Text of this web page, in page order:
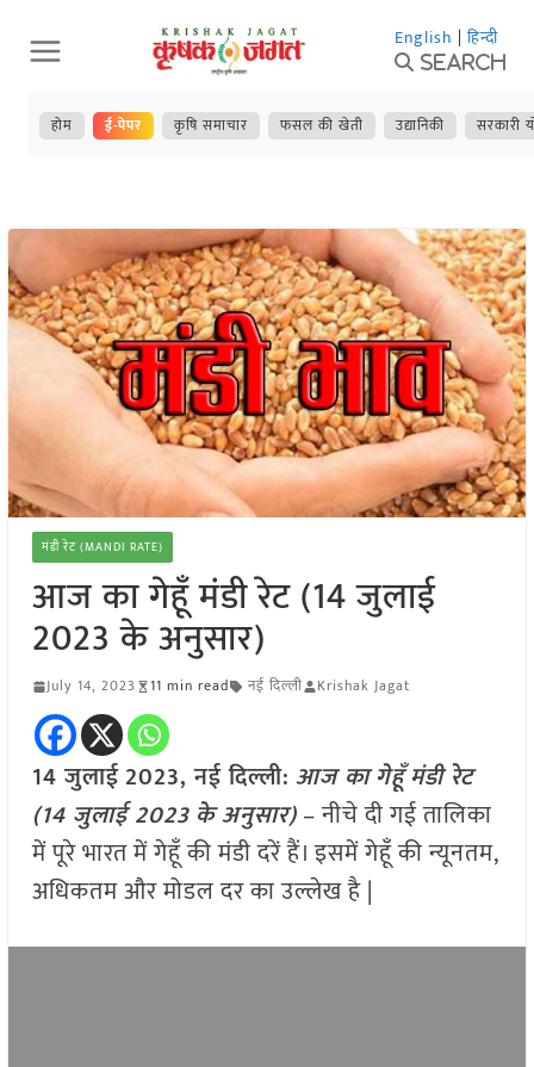
Skip
to
content
English | हिन्दी
Search
होम ई-पेपर कृषि समाचार फसल की खेती उद्यानिकी सरकारी
मंडी रेट (MANDI RATE)
आज का गेहूँ मंडी रेट (14 जुलाई
2023 के अनुसार)
July 14, 2023 11 min read नई दिल्ली Krishak Jagat
14 जुलाई2023, नई दिल्ली: आज का गेहूँमंडी रेट
(14 जुलाई 2023 के अनुसार)– नीचे दी गई तालिका
में पूरे भारत में गेहूँ की मंडी दरें हैं। इसमें गेहूँ की न्यूनतम,
अधिकतम और मोडल दर का उल्लेख है |